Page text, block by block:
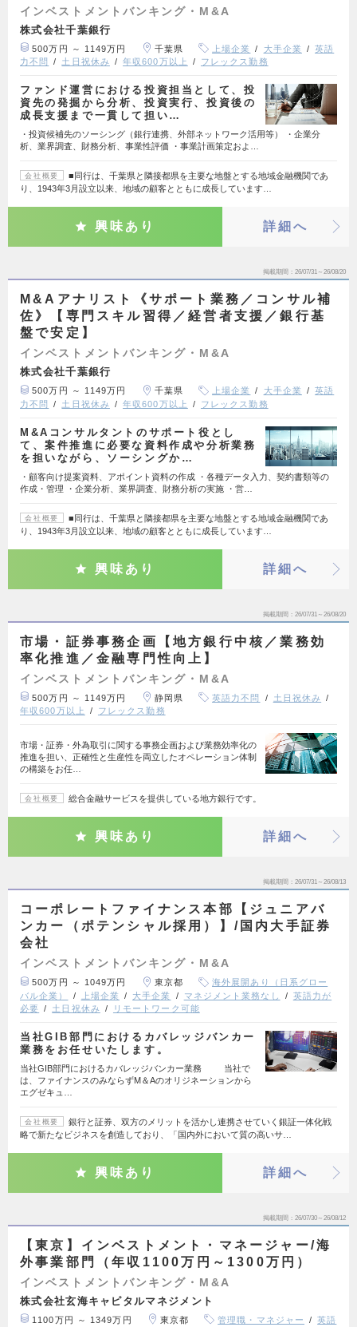
インベストメントバンキング・M&A
株式会社千葉銀行
500万円 ～ 1149万円 千葉県 上場企業 大手企業
英語
力不問
土日祝休み 年収600万以上 フレックス勤務
ファンド運営における投資担当として、投
資先の発掘から分析、投資実行、投資後の
成長支援まで一貫して担い…
・投資候補先のソーシング（銀行連携、外部ネットワーク活用等） ・企業分
析、業界調査、財務分析、事業性評価 ・事業計画策定およ…
会社概要
■同行は、千葉県と隣接都県を主要な地盤とする地域金融機関であ
り、1943年3月設立以来、地域の顧客とともに成長しています…
興味あり 詳細へ
掲載期間 26/07/31～26/08/20
M&Aアナリスト《サポート業務／コンサル補
佐》【専門スキル習得／経営者支援／銀行基
盤で安定】
インベストメントバンキング・M&A
株式会社千葉銀行
500万円 ～ 1149万円 千葉県 上場企業 大手企業
英語
力不問
土日祝休み 年収600万以上 フレックス勤務
M&Aコンサルタントのサポート役とし
て、案件推進に必要な資料作成や分析業務
を担いながら、ソーシングか…
・顧客向け提案資料、アポイント資料の作成 ・各種データ入力、契約書類等の
作成・管理 ・企業分析、業界調査、財務分析の実施 ・営…
会社概要
■同行は、千葉県と隣接都県を主要な地盤とする地域金融機関であ
り、1943年3月設立以来、地域の顧客とともに成長しています…
興味あり 詳細へ
掲載期間 26/07/31～26/08/20
市場・証券事務企画【地方銀行中核／業務効
率化推進／金融専門性向上】
インベストメントバンキング・M&A
500万円 ～ 1149万円 静岡県 英語力不問
土日祝休み
年収600万以上
フレックス勤務
市場・証券・外為取引に関する事務企画および業務効率化の
推進を担い、正確性と生産性を両立したオペレーション体制
の構築をお任…
会社概要 総合金融サービスを提供している地方銀行です。
興味あり 詳細へ
掲載期間 26/07/31～26/08/13
コーポレートファイナンス本部【ジュニアバ
ンカー（ポテンシャル採用）】/国内大手証券
会社
インベストメントバンキング・M&A
500万円 ～ 1049万円 東京都
海外展開あり（日系グロー
バル企業）
上場企業 大手企業 マネジメント業務なし
英語力が
必要
土日祝休み リモートワーク可能
当社GIB部門におけるカバレッジバンカー
業務をお任せいたします。
当社GIB部門におけるカバレッジバンカー業務 当社で
は、ファイナンスのみならずM＆Aのオリジネーションから
エグゼキュ…
会社概要
銀行と証券、双方のメリットを活かし連携させていく銀証一体化戦
略で新たなビジネスを創造しており、「国内外において質の高いサ…
興味あり 詳細へ
掲載期間 26/07/30～26/08/12
【東京】インベストメント・マネージャー/海
外事業部門（年収1100万円～1300万円）
インベストメントバンキング・M&A
株式会社玄海キャピタルマネジメント
1100万円 ～ 1349万円 東京都 管理職・マネジャー
英語